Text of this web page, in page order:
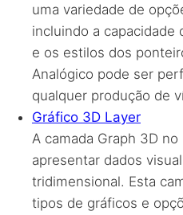
uma variedade de
incluindo a capacidade
e os estilos dos
Analógico pode ser
qualquer produção de
Gráfico 3D Layer
A camada Graph 3D
apresentar dados
tridimensional. Esta
tipos de gráficos e